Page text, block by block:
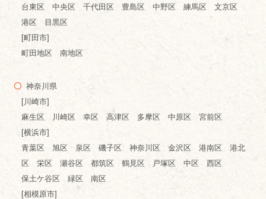
台東区 中央区 千代田区 豊島区 中野区 練馬区 文京区
港区 目黒区
[町田市]
町田地区 南地区
神奈川県
[川崎市]
麻生区 川崎区 幸区 高津区 多摩区 中原区 宮前区
[横浜市]
青葉区 旭区 泉区 磯子区 神奈川区 金沢区 港南区 港北
区 栄区 瀬谷区 都筑区 鶴見区 戸塚区 中区 西区
保土ケ谷区 緑区 南区
[相模原市]